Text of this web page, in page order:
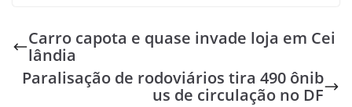
Carro capota e quase invade loja em Cei
lândia
Paralisação de rodoviários tira 490 ônib
us de circulação no DF